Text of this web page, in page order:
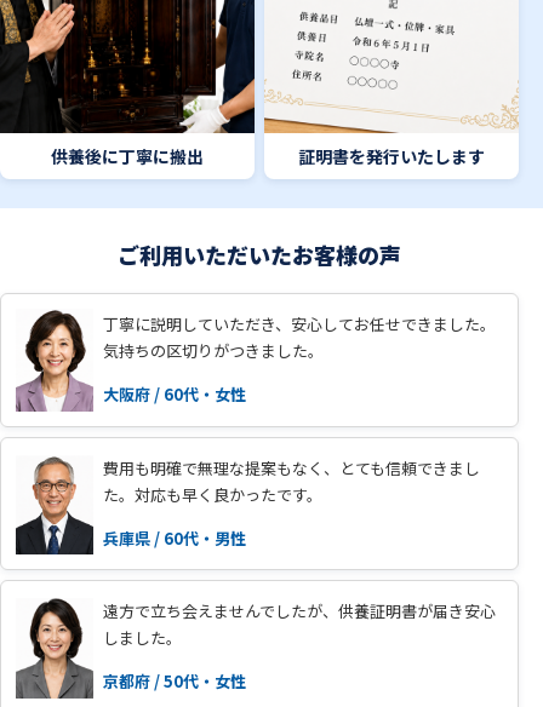
供養後に丁寧に搬出 証明書を発行いたします
ご利用いただいたお客様の声
丁寧に説明していただき、安心してお任せできました。
気持ちの区切りがつきました。
大阪府 / 60代・女性
費用も明確で無理な提案もなく、とても信頼できまし
た。対応も早く良かったです。
兵庫県 / 60代・男性
遠方で立ち会えませんでしたが、供養証明書が届き安心
しました。
京都府 / 50代・女性